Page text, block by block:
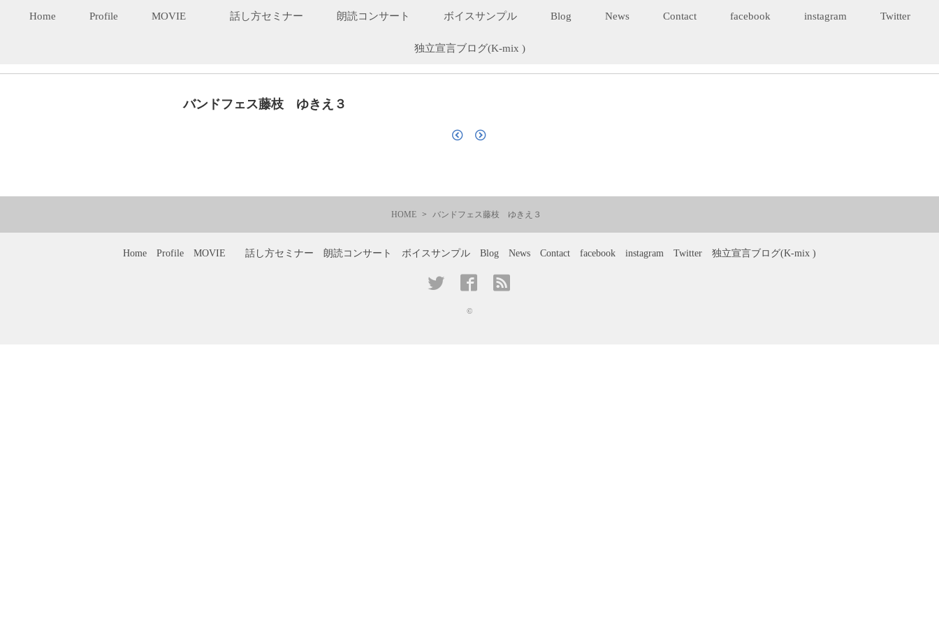
Home Profile MOVIE 話し方セミナー 朗読コンサート ボイスサンプル Blog News Contact facebook instagram Twitter
独立宣言ブログ(K-mix )
バンドフェス藤枝 ゆきえ３
HOME バンドフェス藤枝 ゆきえ３
Home Profile MOVIE 話し方セミナー 朗読コンサート ボイスサンプル Blog News Contact facebook instagram Twitter 独立宣言ブログ(K-mix )
©